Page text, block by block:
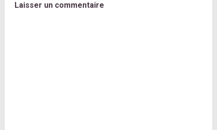
Laisser un commentaire